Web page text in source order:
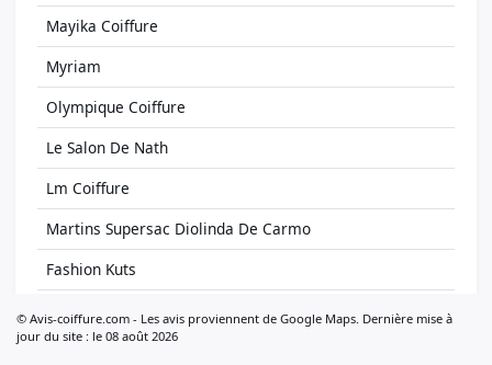
Mayika Coiffure
Myriam
Olympique Coiffure
Le Salon De Nath
Lm Coiffure
Martins Supersac Diolinda De Carmo
Fashion Kuts
Look Coiffure
© Avis-coiffure.com - Les avis proviennent de Google Maps. Dernière mise à
jour du site : le 08 août 2026